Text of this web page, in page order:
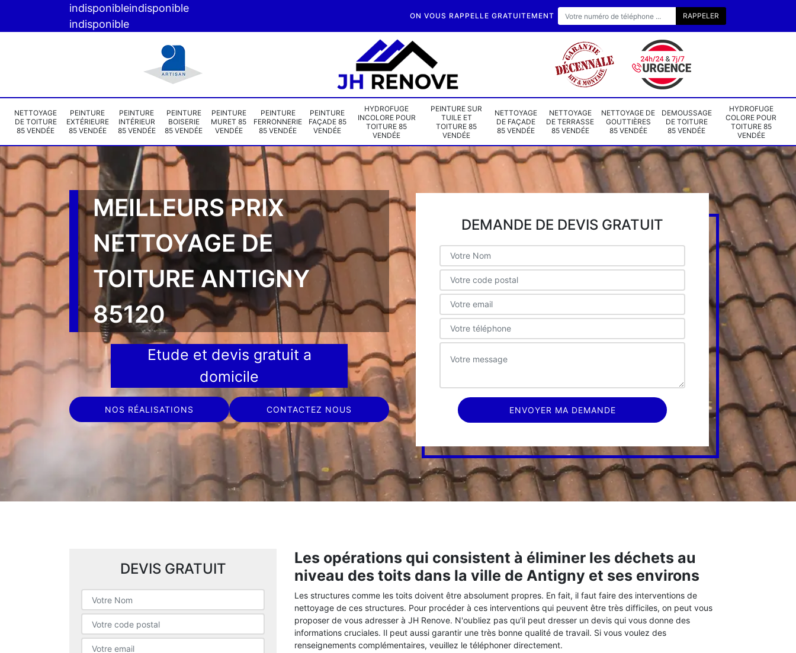
indisponibleindisponible
indisponible
ON VOUS RAPPELLE GRATUITEMENT
NETTOYAGE
DE TOITURE
85 VENDÉE
PEINTURE
EXTÉRIEURE
85 VENDÉE
PEINTURE
INTÉRIEUR
85 VENDÉE
PEINTURE
BOISERIE
85 VENDÉE
PEINTURE
MURET 85
VENDÉE
PEINTURE
FERRONNERIE
85 VENDÉE
PEINTURE
FAÇADE 85
VENDÉE
HYDROFUGE
INCOLORE POUR
TOITURE 85
VENDÉE
PEINTURE SUR
TUILE ET
TOITURE 85
VENDÉE
NETTOYAGE
DE FAÇADE
85 VENDÉE
NETTOYAGE
DE TERRASSE
85 VENDÉE
NETTOYAGE DE
GOUTTIÈRES
85 VENDÉE
DEMOUSSAGE
DE TOITURE
85 VENDÉE
HYDROFUGE
COLORE POUR
TOITURE 85
VENDÉE
MEILLEURS PRIX
NETTOYAGE DE
TOITURE ANTIGNY
85120
Etude et devis gratuit a
domicile
NOS RÉALISATIONS CONTACTEZ NOUS
DEMANDE DE DEVIS GRATUIT
DEVIS GRATUIT
Les opérations qui consistent à éliminer les déchets au
niveau des toits dans la ville de Antigny et ses environs
Les structures comme les toits doivent être absolument propres. En fait, il faut faire des interventions de
nettoyage de ces structures. Pour procéder à ces interventions qui peuvent être très difficiles, on peut vous
proposer de vous adresser à JH Renove. N'oubliez pas qu'il peut dresser un devis qui vous donne des
informations cruciales. Il peut aussi garantir une très bonne qualité de travail. Si vous voulez des
renseignements complémentaires, veuillez le téléphoner directement.